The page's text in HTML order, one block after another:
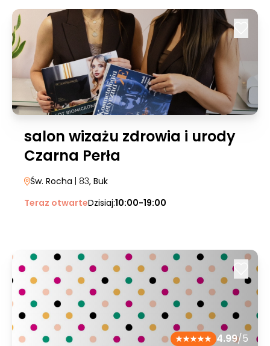
salon wizażu zdrowia i urody
Czarna Perła
Św. Rocha | 83, Buk
Teraz otwarteDzisiaj:10:00-19:00
4.99/5